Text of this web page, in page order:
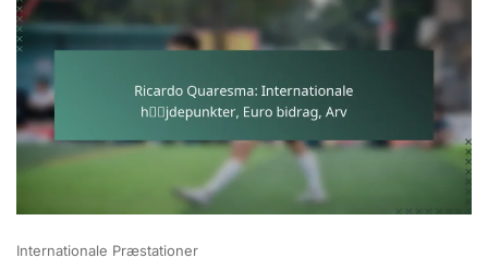
Internationale Præstationer